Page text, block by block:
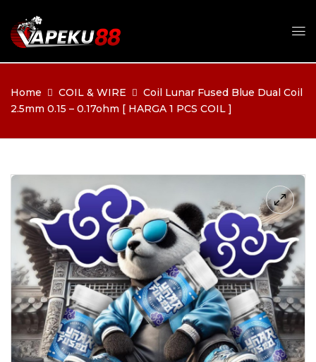
Home COIL & WIRE
Coil Lunar Fused Blue Dual Coil
2.5mm 0.15 – 0.17ohm [ HARGA 1 PCS COIL ]